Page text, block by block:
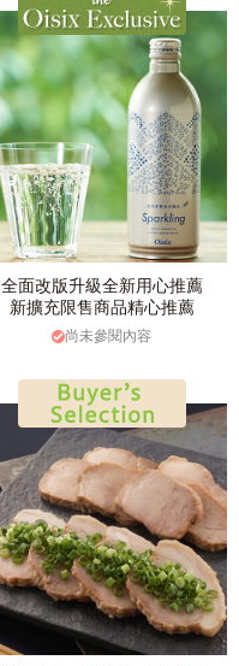
全面改版升級全新用心推薦
新擴充限售商品精心推薦
尚未參閱內容